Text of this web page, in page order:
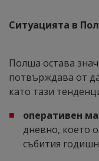
Ситуацията в
Полша остава
потвърждава от
като тази
оперативен
дневно, което
събития